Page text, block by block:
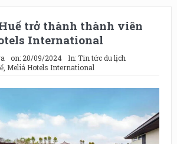
trở thành thành viên
International
on: 20/09/2024 In:Tin tức du lịch
, Meliá Hotels International